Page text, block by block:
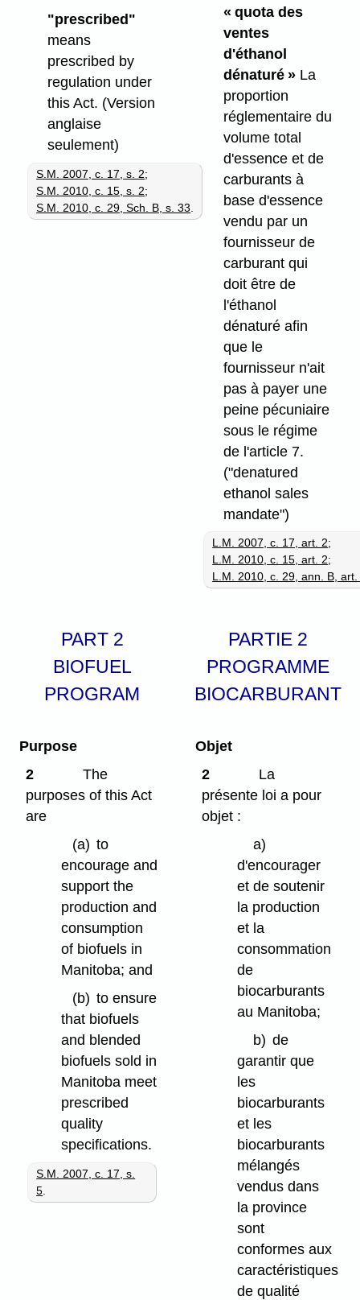
"prescribed"
means
prescribed by
regulation under
this Act. (Version
anglaise
seulement)
S.M. 2007, c. 17, s. 2;
S.M. 2010, c. 15, s. 2;
S.M. 2010, c. 29, Sch. B, s. 33
« quota des
ventes
d'éthanol
dénaturé »La
proportion
réglementaire du
volume total
d'essence et de
carburants à
base d'essence
vendu par un
fournisseur de
carburant qui
doit être de
l'éthanol
dénaturé afin
que le
fournisseur n'ait
pas à payer une
peine pécuniaire
sous le régime
de l'article 7.
("denatured
ethanol sales
mandate")
L.M. 2007, c. 17, art. 2;
L.M. 2010, c. 15, art. 2;
L.M. 2010, c. 29, ann. B, art.
PART 2
BIOFUEL
PROGRAM
PARTIE 2
PROGRAMME
BIOCARBURANT
Purpose
2
The
purposes of this Act
are
(a) to
encourage and
support the
production and
consumption
of biofuels in
Manitoba; and
(b) to ensure
that biofuels
and blended
biofuels sold in
Manitoba meet
prescribed
quality
specifications.
S.M. 2007, c. 17, s.
5
Objet
2
La
présente loi a pour
objet :
a)
d'encourager
et de soutenir
la production
et la
consommation
de
biocarburants
au Manitoba;
b) de
garantir que
les
biocarburants
et les
biocarburants
mélangés
vendus dans
la province
sont
conformes aux
caractéristiques
de qualité